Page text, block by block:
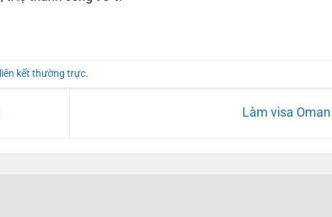
liên kết thường trực.
Làm visa